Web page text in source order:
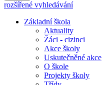
rozšířené vyhledávání
Základní škola
Aktuality
Žáci - cizinci
Akce školy
Uskutečněné akce
O škole
Projekty školy